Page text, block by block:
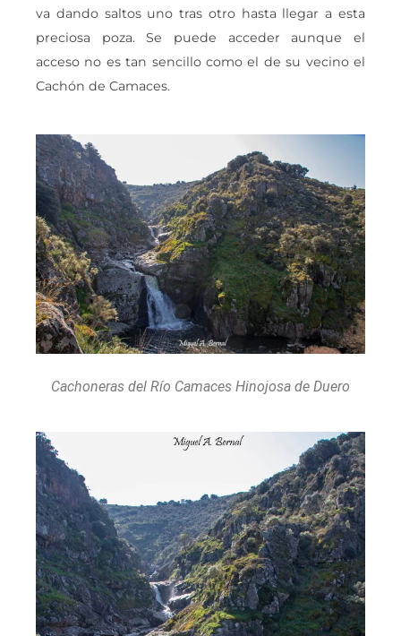
va dando saltos uno tras otro hasta llegar a esta
preciosa poza. Se puede acceder aunque el
acceso no es tan sencillo como el de su vecino el
Cachón de Camaces.
Cachoneras del Río Camaces Hinojosa de Duero